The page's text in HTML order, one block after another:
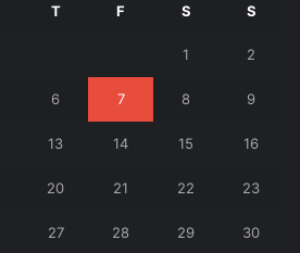
T F S S
1 2
6 7 8 9
13 14 15 16
20 21 22 23
27 28 29 30